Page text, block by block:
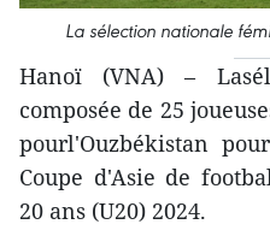
La sélection nationale
Hanoï (VNA) –
composée de 25
pourl'Ouzbékistan
Coupe d'Asie de
20 ans (U20) 2024.